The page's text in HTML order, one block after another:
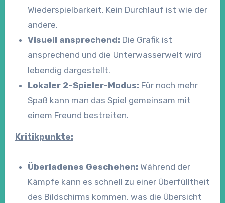
Wiederspielbarkeit. Kein Durchlauf ist wie der
andere.
Visuell ansprechend: Die Grafik ist
ansprechend und die Unterwasserwelt wird
lebendig dargestellt.
Lokaler 2-Spieler-Modus: Für noch mehr
Spaß kann man das Spiel gemeinsam mit
einem Freund bestreiten.
Kritikpunkte:
Überladenes Geschehen: Während der
Kämpfe kann es schnell zu einer Überfülltheit
des Bildschirms kommen, was die Übersicht